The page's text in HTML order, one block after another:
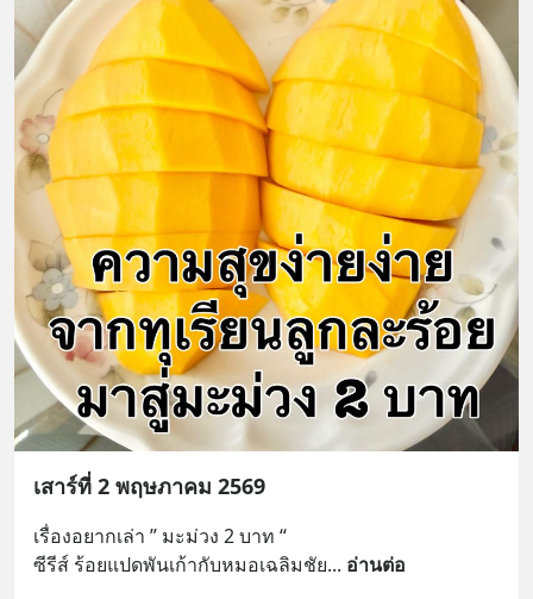
เสาร์ที่ 2 พฤษภาคม 2569
เรื่องอยากเล่า ” มะม่วง 2 บาท “
ซีรีส์ ร้อยแปดพันเก้ากับหมอเฉลิมชัย... อ่านต่อ